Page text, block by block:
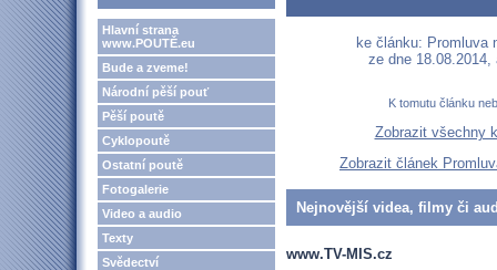
Hlavní strana
www.POUTĚ.eu
Bude a zveme!
Národní pěší pouť
Pěší poutě
Cyklopoutě
Ostatní poutě
Fotogalerie
Video a audio
Texty
Svědectví
ke článku: Promluva
ze dne
K tomutu článku
Zobrazit všechny
Zobrazit článek
Nejnovější videa, filmy či
www.TV-MIS.cz